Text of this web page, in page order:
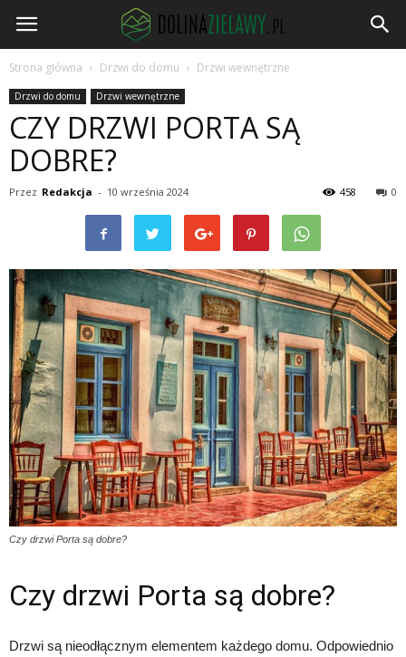
DolinaZielawy.pl
Strona główna Drzwi do domu Drzwi wewnętrzne
Drzwi do domu Drzwi wewnętrzne
CZY DRZWI PORTA SĄ
DOBRE?
Przez Redakcja - 10 września 2024 0
458
Czy drzwi Porta są dobre?
Czy drzwi Porta są dobre?
Drzwi są nieodłącznym elementem każdego domu. Odpowiednio